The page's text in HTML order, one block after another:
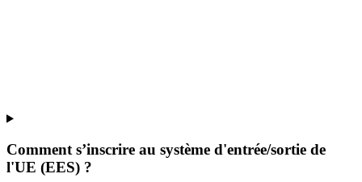
Comment s’inscrire au système d'entrée/sortie de
l'UE (EES) ?